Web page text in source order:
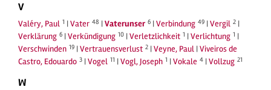
V
Valéry, Paul 1 |Vater 48 |Vaterunser 6 |Verbindung 49 |Vergil 2 |
Verklärung 6 |Verkündigung 10 |Verletzlichkeit 1 |Verlichtung 1 |
Verschwinden 19 |Vertrauensverlust 2 |Veyne, Paul |Viveiros de
Castro, Edouardo 3 |Vogel 11 |Vogl, Joseph 1 |Vokale 4 |Vollzug 21
W